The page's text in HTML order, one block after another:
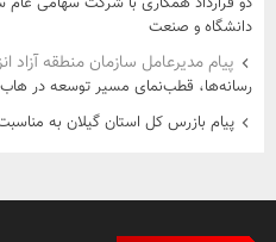
دانشگاه و صنعت
پیام مدیرعامل سازمان منطقه آزاد
رسانه‌ها، قطب‌نمای مسیر توسعه در
پیام بازرس کل استان گیلان به مناسبت